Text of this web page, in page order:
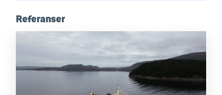
Referanser